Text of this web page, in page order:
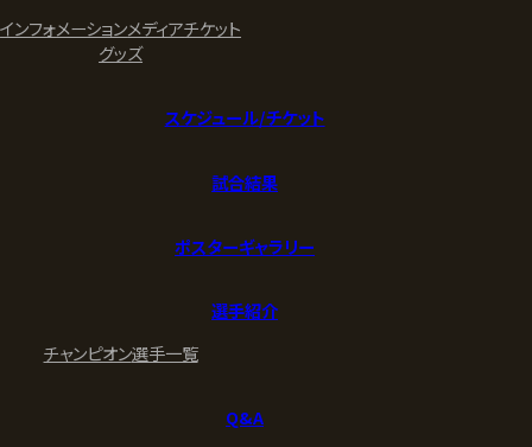
インフォメーションメディアチケット
グッズ
スケジュール/チケット
試合結果
ポスターギャラリー
選手紹介
チャンピオン選手一覧
Q&A